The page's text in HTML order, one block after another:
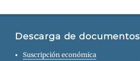
Descarga de documentos
Suscripción económica